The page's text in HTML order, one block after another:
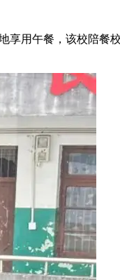
用午餐，该校陪餐